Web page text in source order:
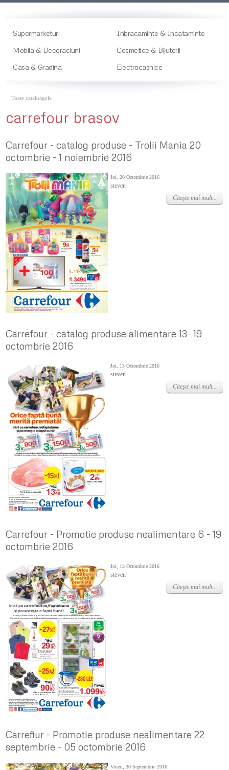
Supermarketuri
Inbracaminte & Incataminte
Mobila & Decoraciuni
Cosmetice & Bijuterii
Casa & Gradina
Electrocasnice
Toate cataloagele
carrefour brasov
Carrefour - catalog produse - Trolii Mania 20
octombrie - 1 noiembrie 2016
Joi, 20 Octombrie 2016
steven
Citeşte mai mult...
Carrefour - catalog produse alimentare 13- 19
octombrie 2016
Joi, 13 Octombrie 2016
steven
Citeşte mai mult...
Carrefour - Promotie produse nealimentare 6 - 19
octombrie 2016
Joi, 13 Octombrie 2016
steven
Citeşte mai mult...
Carrefiur - Promotie produse nealimentare 22
septembrie - 05 octombrie 2016
Vineri, 30 Septembrie 2016